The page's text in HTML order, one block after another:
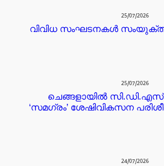
25/07/2026
വിവിധ സംഘടനകൾ സംയുക്ത
25/07/2026
ചെങ്ങളായിൽ
‘സമഗ്രം’ ശേഷിവികസന
24/07/2026